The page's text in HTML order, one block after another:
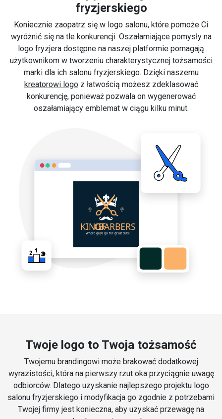
fryzjerskiego
Koniecznie zaopatrz się w logo salonu, które pomoże Ci
wyróżnić się na tle konkurencji. Oszałamiające pomysły na
logo fryzjera dostępne na naszej platformie pomagają
użytkownikom w tworzeniu charakterystycznej tożsamości
marki dla ich salonu fryzjerskiego. Dzięki naszemu
kreatorowi logoz łatwością możesz zdeklasować
konkurencję, ponieważ pozwala on wygenerować
oszałamiający emblemat w ciągu kilku minut.
Twoje logo to Twoja tożsamość
Twojemu brandingowi może brakować dodatkowej
wyrazistości, która na pierwszy rzut oka przyciągnie uwagę
odbiorców. Dlatego uzyskanie najlepszego projektu logo
salonu fryzjerskiego i modyfikacja go zgodnie z potrzebami
Twojej firmy jest konieczna, aby uzyskać przewagę na